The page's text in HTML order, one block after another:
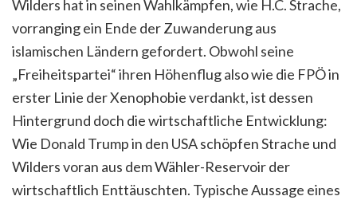
Wilders hat in seinen Wahlkämpfen, wie H.C. Strache,
vorranging ein Ende der Zuwanderung aus
islamischen Ländern gefordert. Obwohl seine
„Freiheitspartei“ ihren Höhenflug also wie die FPÖ in
erster Linie der Xenophobie verdankt, ist dessen
Hintergrund doch die wirtschaftliche Entwicklung:
Wie Donald Trump in den USA schöpfen Strache und
Wilders voran aus dem Wähler-Reservoir der
wirtschaftlich Enttäuschten. Typische Aussage eines